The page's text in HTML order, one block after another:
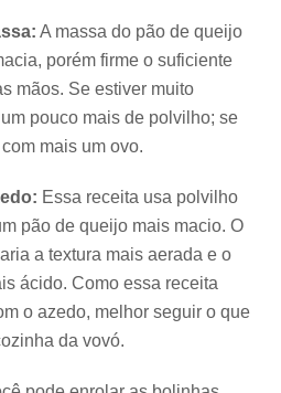
A massa do pão de queijo
porém firme o suficiente
mãos. Se estiver muito
pouco mais de polvilho; se
mais um ovo.
Essa receita usa polvilho
pão de queijo mais macio. O
a textura mais aerada e o
ácido. Como essa receita
o azedo, melhor seguir o que
da vovó.